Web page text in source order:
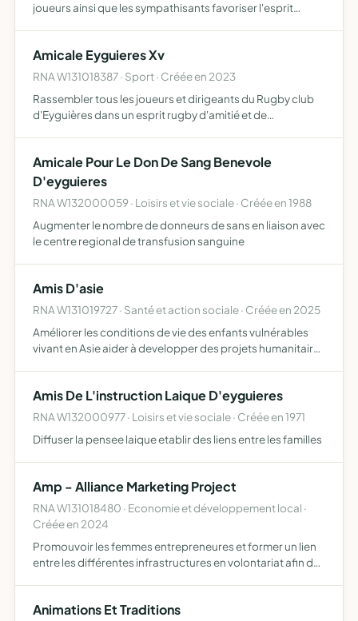
joueurs ainsi que les sympathisants favoriser l'esprit
Amicale Eyguieres Xv
RNA W131018387 · Sport · Créée en 2023
Rassembler tous les joueurs et dirigeants du Rugby club
d'Eyguières dans un esprit rugby d'amitié et de
Amicale Pour Le Don De Sang Benevole
D'eyguieres
RNA W132000059 · Loisirs et vie sociale · Créée en 1988
Augmenter le nombre de donneurs de sans en liaison avec
le centre regional de transfusion sanguine
Amis D'asie
RNA W131019727 · Santé et action sociale · Créée en 2025
Améliorer les conditions de vie des enfants vulnérables
vivant en Asie aider à developper des projets humanitaires
Amis De L'instruction Laique D'eyguieres
RNA W132000977 · Loisirs et vie sociale · Créée en 1971
Diffuser la pensee laique etablir des liens entre les familles
Amp - Alliance Marketing Project
RNA W131018480 · Economie et développement local ·
Créée en 2024
Promouvoir les femmes entrepreneures et former un lien
entre les différentes infrastructures en volontariat afin de
Animations Et Traditions